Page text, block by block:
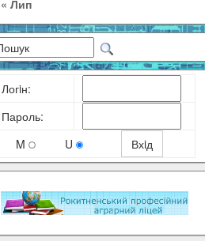
« Лип
Логiн:
Пароль:
M
U